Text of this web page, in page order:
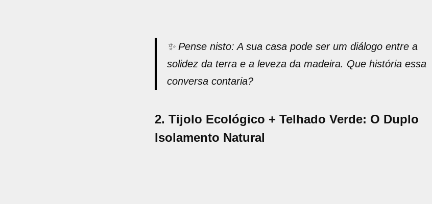
✨Pense nisto: A sua casa pode ser um diálogo entre a
solidez da terra e a leveza da madeira. Que história essa
conversa contaria?
2. Tijolo Ecológico + Telhado Verde: O Duplo
Isolamento Natural